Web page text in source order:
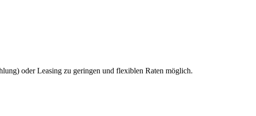
oder Leasing zu geringen und flexiblen Raten möglich.